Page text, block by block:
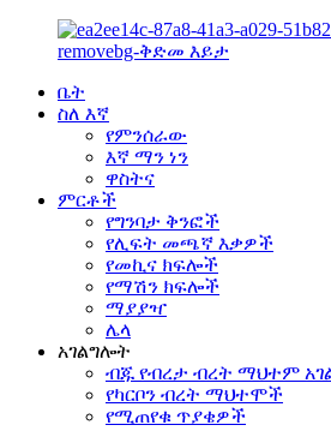
ቤት
ስለ እኛ
የምንሰራው
እኛ ማን ነን
ዋስትና
ምርቶች
የግንባታ ቅንፎች
የሊፍት መጫኛ እቃዎች
የመኪና ክፍሎች
የማሽን ክፍሎች
ማያያዣ
ሌላ
አገልግሎት
ብጁ የብረታ ብረት ማህተም
የካርቦን ብረት ማህተሞች
የሚጠየቁ ጥያቄዎች